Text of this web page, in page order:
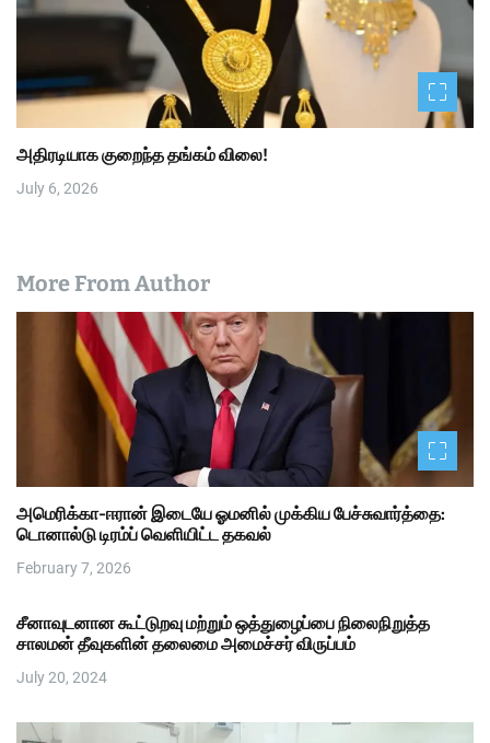
அதிரடியாக குறைந்த தங்கம் விலை!
July 6, 2026
More From Author
அமெரிக்கா-ஈரான் இடையே ஓமனில் முக்கிய பேச்சுவார்த்தை:
டொனால்டு டிரம்ப் வெளியிட்ட தகவல்
February 7, 2026
சீனாவுடனான கூட்டுறவு மற்றும் ஒத்துழைப்பை நிலைநிறுத்த
சாலமன் தீவுகளின் தலைமை அமைச்சர் விருப்பம்
July 20, 2024